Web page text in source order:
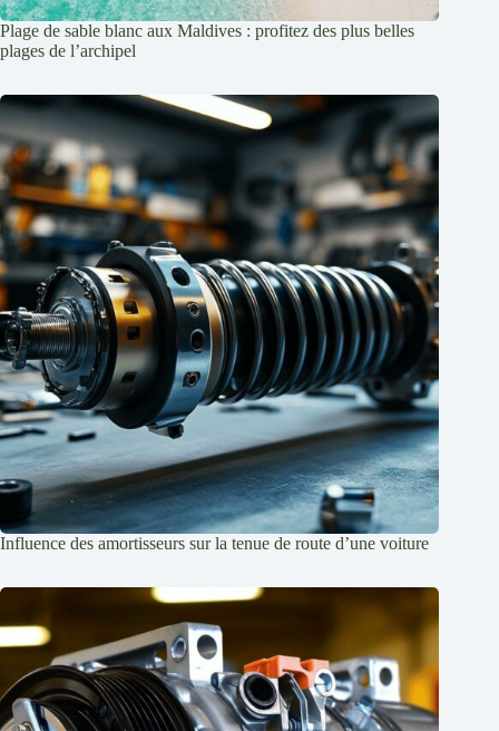
Plage de sable blanc aux Maldives : profitez des plus belles
plages de l’archipel
Influence des amortisseurs sur la tenue de route d’une voiture